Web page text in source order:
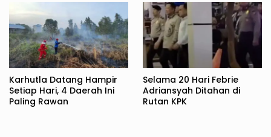
Karhutla Datang Hampir
Setiap Hari, 4 Daerah Ini
Paling Rawan
Selama 20 Hari Febrie
Adriansyah Ditahan di
Rutan KPK